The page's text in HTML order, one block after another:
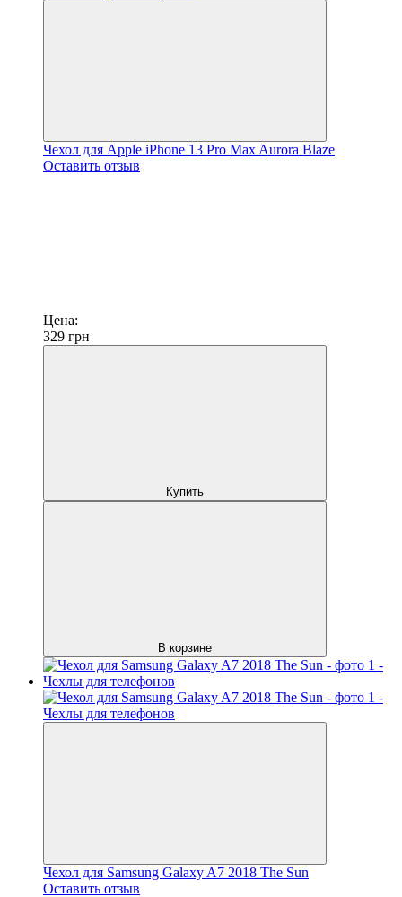
Чехол для Apple iPhone 13 Pro Max Aurora Blaze
Оставить отзыв
Цена:
329 грн
Купить
В корзине
Чехол для Samsung Galaxy A7 2018 The Sun
Оставить отзыв